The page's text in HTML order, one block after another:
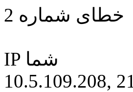
خطای شماره 2
IP شما
10.5.109.208,